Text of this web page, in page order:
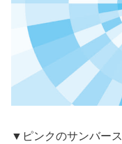
▼ピンクのサンバー